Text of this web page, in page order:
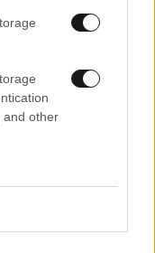
and other